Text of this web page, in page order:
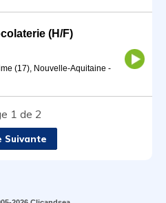
(H/F)
(17), Nouvelle-Aquitaine -
1 de 2
Suivante